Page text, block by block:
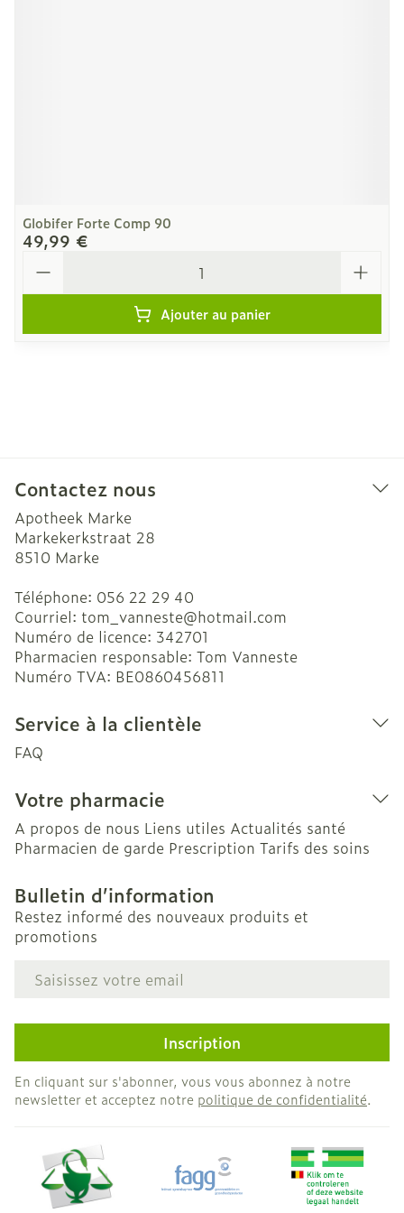
Globifer Forte Comp 90
49,99 €
Ajouter au panier
Contactez nous
Apotheek Marke
Markekerkstraat 28
8510 Marke
Téléphone: 056 22 29 40
Courriel: tom_vanneste@hotmail.com
Numéro de licence: 342701
Pharmacien responsable: Tom Vanneste
Numéro TVA: BE0860456811
Service à la clientèle
FAQ
Votre pharmacie
A propos de nous Liens utiles Actualités santé
Pharmacien de garde Prescription Tarifs des soins
Bulletin d’information
Restez informé des nouveaux produits et
promotions
Adresse mail
Inscription
En cliquant sur s'abonner, vous vous abonnez à notre
newsletter et acceptez notre politique de confidentialité.